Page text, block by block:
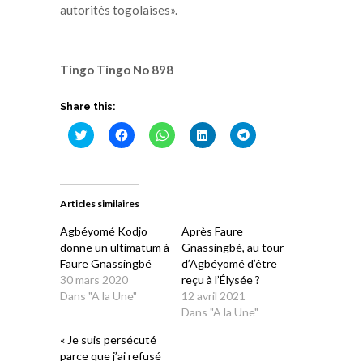
autorités togolaises».
Tingo Tingo No 898
Share this:
Cliquez
pour
dans
nouvelle
Cliquez
pour
dans
nouvelle
Cliquez
pour
Cliquez
pour
Cliquez
pour
Articles similaires
Agbéyomé Kodjo
donne un ultimatum à
Faure Gnassingbé
30 mars 2020
Dans "A la Une"
Après Faure
Gnassingbé, au tour
d’Agbéyomé d’être
reçu à l’Élysée ?
12 avril 2021
Dans "A la Une"
« Je suis persécuté
parce que j’ai refusé